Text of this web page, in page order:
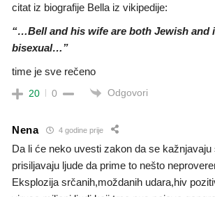
citat iz biografije Bella iz vikipedije:
“…Bell and his wife are both Jewish and
bisexual…”
time je sve rečeno
20 0 Odgovori
Nena 4 godine prije
Da li će neko uvesti zakon da se kažnjavaju
prisiljavaju ljude da prime to nešto
Eksplozija srčanih,moždanih udara,hiv